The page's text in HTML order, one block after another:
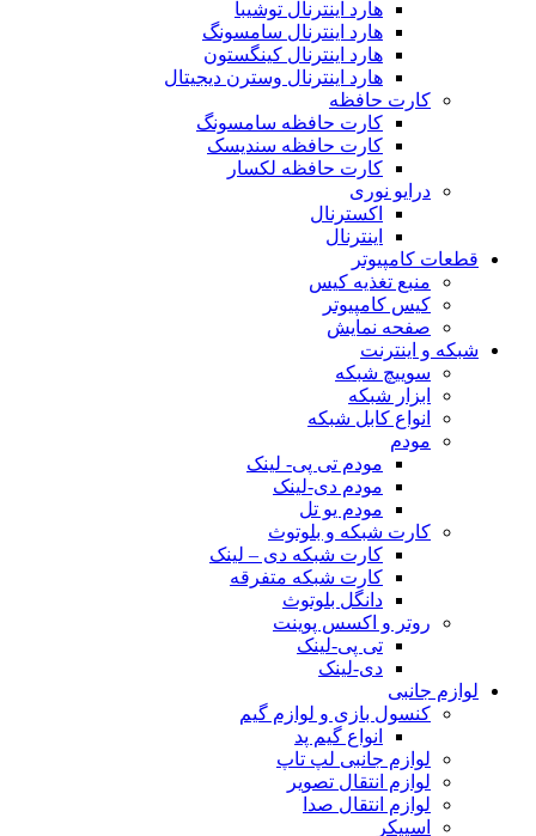
هارد اینترنال توشیبا
هارد اینترنال سامسونگ
هارد اینترنال کینگستون
هارد اینترنال وسترن دیجیتال
کارت حافظه
کارت حافظه سامسونگ
کارت حافظه سندیسک
کارت حافظه لکسار
درایو نوری
اکسترنال
اینترنال
قطعات کامپیوتر
منبع تغذیه کیس
کیس کامپیوتر
صفحه نمایش
شبکه و اینترنت
سوییچ شبکه
ابزار شبکه
انواع کابل شبکه
مودم
مودم تی پی- لینک
مودم دی-لینک
مودم یو تل
کارت شبکه و بلوتوث
کارت شبکه دی – لینک
کارت شبکه متفرقه
دانگل بلوتوث
روتر و اکسس پوینت
تی پی-لینک
دی-لینک
لوازم جانبی
کنسول بازی و لوازم گیم
انواع گیم پد
لوازم جانبی لپ تاپ
لوازم انتقال تصویر
لوازم انتقال صدا
اسپیکر